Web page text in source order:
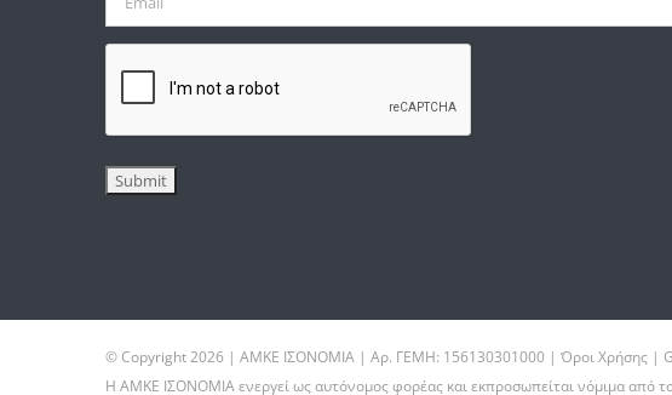
© Copyright2026 | ΑΜΚΕ ΙΣΟΝΟΜΙΑ | Αρ. ΓΕΜΗ: 156130301000 | Όροι Χρήσης |
Η ΑΜΚΕ ΙΣΟΝΟΜΙΑ ενεργεί ως αυτόνομος φορέας και εκπροσωπείται νόμιμα από